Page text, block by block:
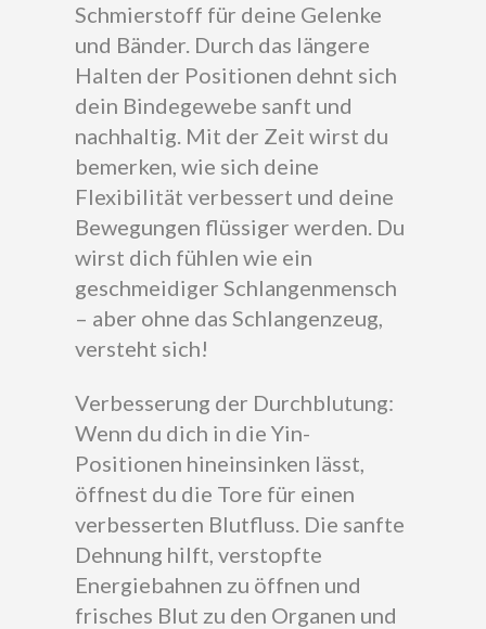
Schmierstoff für deine Gelenke
und Bänder. Durch das längere
Halten der Positionen dehnt sich
dein Bindegewebe sanft und
nachhaltig. Mit der Zeit wirst du
bemerken, wie sich deine
Flexibilität verbessert und deine
Bewegungen flüssiger werden. Du
wirst dich fühlen wie ein
geschmeidiger Schlangenmensch
– aber ohne das Schlangenzeug,
versteht sich!
Verbesserung der Durchblutung:
Wenn du dich in die Yin-
Positionen hineinsinken lässt,
öffnest du die Tore für einen
verbesserten Blutfluss. Die sanfte
Dehnung hilft, verstopfte
Energiebahnen zu öffnen und
frisches Blut zu den Organen und